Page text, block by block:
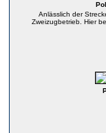
Anlässlich der
Zweizugbetrieb. Hier